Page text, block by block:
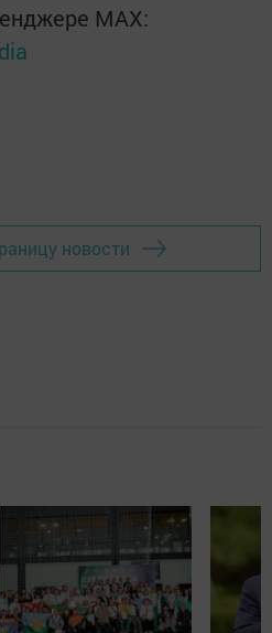
MАХ:
новости